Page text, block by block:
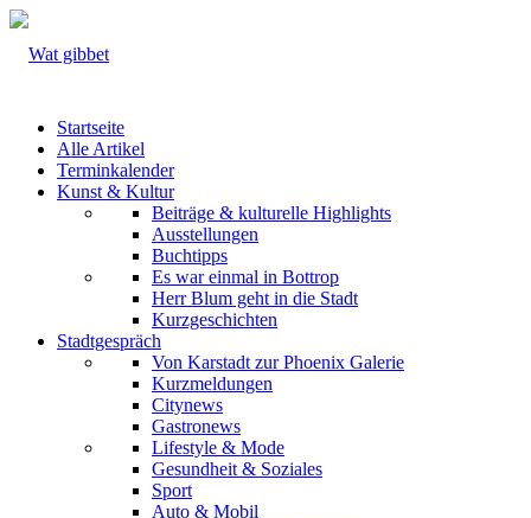
Startseite
Alle Artikel
Terminkalender
Kunst & Kultur
Beiträge & kulturelle Highlights
Ausstellungen
Buchtipps
Es war einmal in Bottrop
Herr Blum geht in die Stadt
Kurzgeschichten
Stadtgespräch
Von Karstadt zur Phoenix Galerie
Kurzmeldungen
Citynews
Gastronews
Lifestyle & Mode
Gesundheit & Soziales
Sport
Auto & Mobil